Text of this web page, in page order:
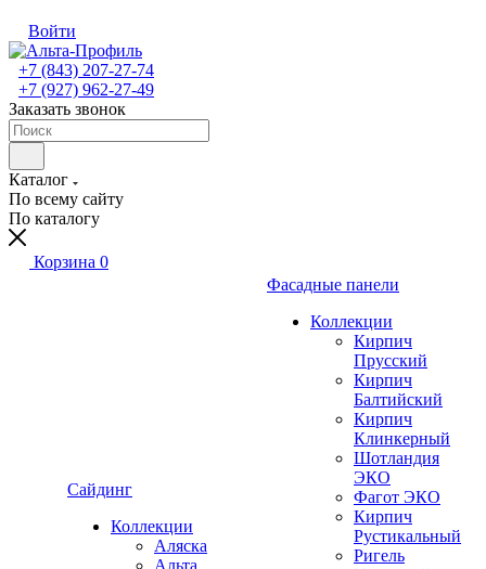
Войти
+7 (843) 207-27-74
+7 (927) 962-27-49
Заказать звонок
Каталог
По всему сайту
По каталогу
Корзина 0
Сайдинг
Коллекции
Аляска
Альта
Фасадные панели
Коллекции
Кирпич
Прусский
Кирпич
Балтийский
Кирпич
Клинкерный
Шотландия
ЭКО
Фагот ЭКО
Кирпич
Рустикальный
Ригель